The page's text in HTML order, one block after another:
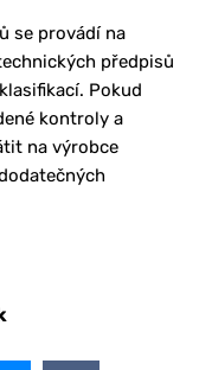
se provádí na
předpisů
Pokud
kontroly a
na výrobce